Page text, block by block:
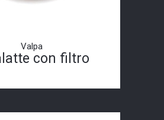
Valpa
con filtro